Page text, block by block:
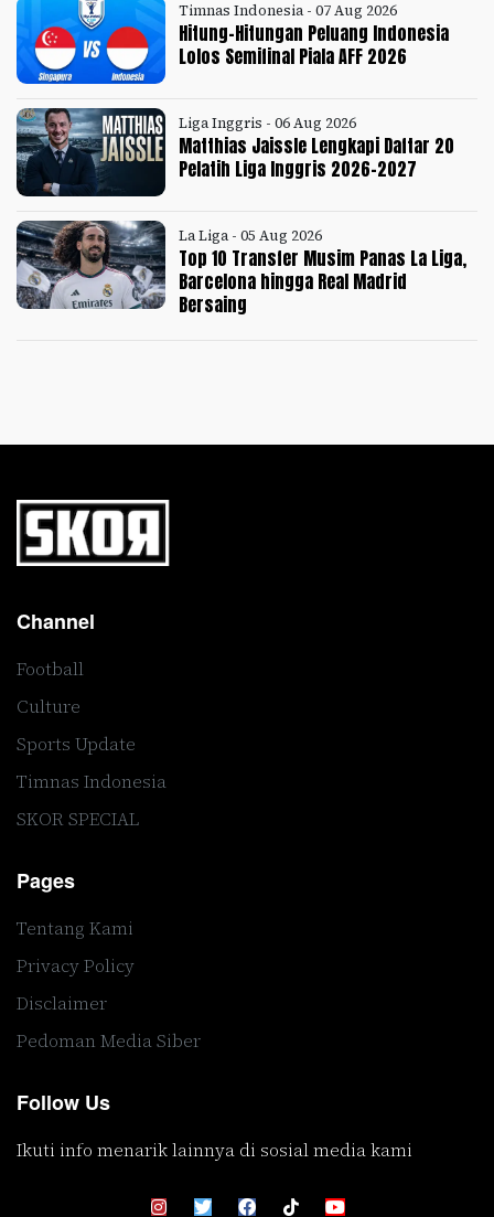
Timnas Indonesia - 07 Aug 2026
Hitung-Hitungan Peluang Indonesia
Lolos Semifinal Piala AFF 2026
Liga Inggris - 06 Aug 2026
Matthias Jaissle Lengkapi Daftar 20
Pelatih Liga Inggris 2026-2027
La Liga - 05 Aug 2026
Top 10 Transfer Musim Panas La Liga,
Barcelona hingga Real Madrid
Bersaing
Channel
Football
Culture
Sports Update
Timnas Indonesia
SKOR SPECIAL
Pages
Tentang Kami
Privacy Policy
Disclaimer
Pedoman Media Siber
Follow Us
Ikuti info menarik lainnya di sosial media kami